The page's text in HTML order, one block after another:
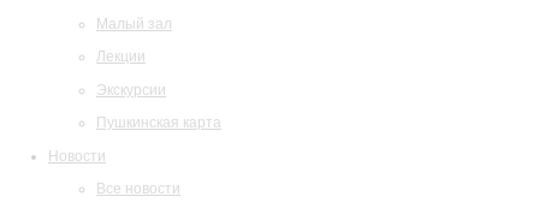
Малый зал
Лекции
Экскурсии
Пушкинская карта
Новости
Все новости